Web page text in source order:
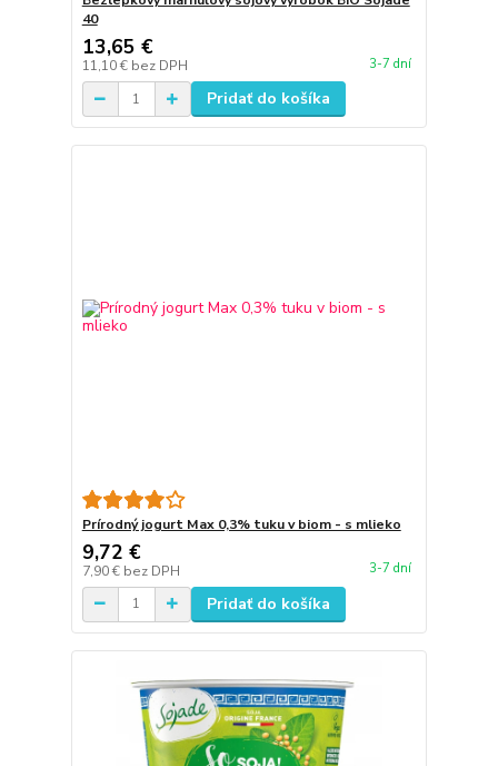
40
13,65 €
11,10 € bez DPH 3-7 dní
Pridať do košíka
Prírodný jogurt Max 0,3% tuku v biom - s mlieko
9,72 €
7,90 € bez DPH 3-7 dní
Pridať do košíka